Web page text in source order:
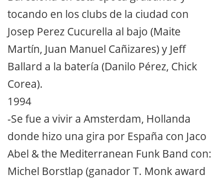
tocando en los clubs de la ciudad con
Josep Perez Cucurella al bajo (Maite
Martín, Juan Manuel Cañizares) y Jeff
Ballard a la batería (Danilo Pérez, Chick
Corea).
1994
-Se fue a vivir a Amsterdam, Hollanda
donde hizo una gira por España con Jaco
Abel & the Mediterranean Funk Band con:
Michel Borstlap (ganador T. Monk award